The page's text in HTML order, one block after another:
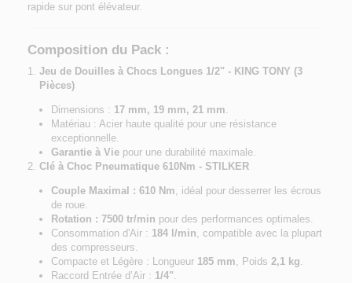
rapide sur pont élévateur.
Composition du Pack :
Jeu de Douilles à Chocs Longues 1/2" - KING TONY (3
Pièces)
Dimensions : 17 mm, 19 mm, 21 mm.
Matériau : Acier haute qualité pour une résistance
exceptionnelle.
Garantie à Vie pour une durabilité maximale.
Clé à Choc Pneumatique 610Nm - STILKER
Couple Maximal : 610 Nm, idéal pour desserrer les écrous
de roue.
Rotation : 7500 tr/min pour des performances optimales.
Consommation d'Air : 184 l/min, compatible avec la plupart
des compresseurs.
Compacte et Légère : Longueur 185 mm, Poids 2,1 kg.
Raccord Entrée d’Air : 1/4".